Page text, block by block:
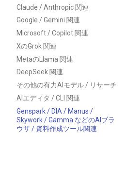
Claude / Anthropic 関連
Google / Gemini 関連
Microsoft / Copilot 関連
XのGrok 関連
MetaのLlama 関連
DeepSeek 関連
その他の有力AIモデル / リサーチ
AIエディタ / CLI 関連
Genspark / DIA / Manus /
Skywork / Gamma などのAIブラ
ウザ / 資料作成ツール関連